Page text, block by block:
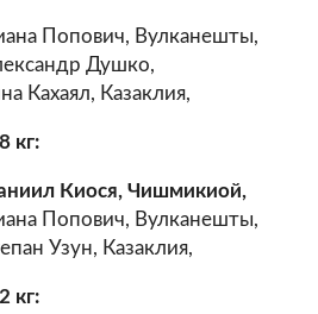
Попович, Вулканешты,
Душко,
Кахаял, Казаклия,
кг:
Киося, Чишмикиой,
Попович, Вулканешты,
Узун, Казаклия,
кг: